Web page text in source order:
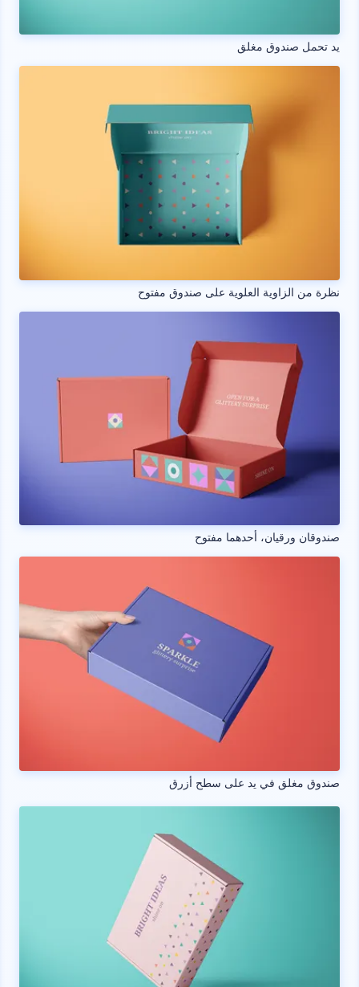
يد تحمل صندوق مغلق
نظرة من الزاوية العلوية على صندوق مفتوح
صندوقان ورقيان، أحدهما مفتوح
صندوق مغلق في يد على سطح أزرق